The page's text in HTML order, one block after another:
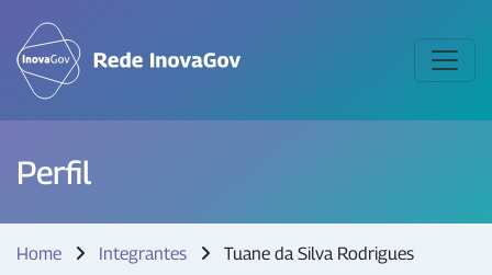
Perfil
Home Integrantes Tuane da Silva Rodrigues